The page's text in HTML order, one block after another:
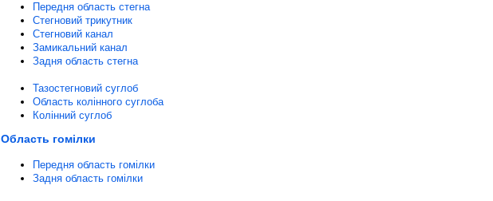
Передня область стегна
Стегновий трикутник
Стегновий канал
Замикальний канал
Задня область стегна
Тазостегновий суглоб
Область колінного суглоба
Колінний суглоб
Область гомілки
Передня область гомілки
Задня область гомілки